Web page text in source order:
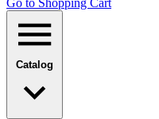
Go to Shopping Сart
Catalog